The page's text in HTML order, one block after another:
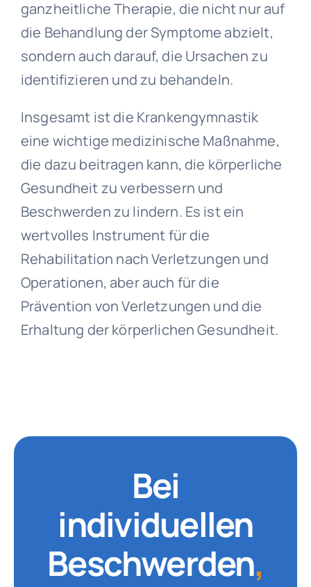
ganzheitliche Therapie, die nicht nur auf
die Behandlung der Symptome abzielt,
sondern auch darauf, die Ursachen zu
identifizieren und zu behandeln.
Insgesamt ist die Krankengymnastik
eine wichtige medizinische Maßnahme,
die dazu beitragen kann, die körperliche
Gesundheit zu verbessern und
Beschwerden zu lindern. Es ist ein
wertvolles Instrument für die
Rehabilitation nach Verletzungen und
Operationen, aber auch für die
Prävention von Verletzungen und die
Erhaltung der körperlichen Gesundheit.
Bei
individuellen
Beschwerden,